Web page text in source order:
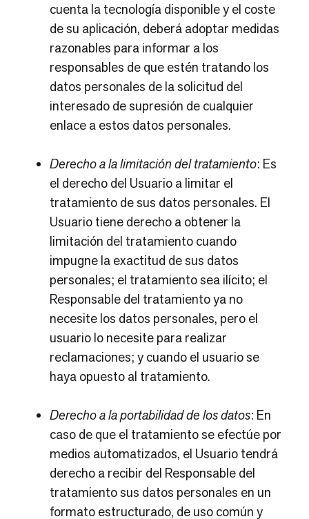
cuenta la tecnología disponible y el coste
de su aplicación, deberá adoptar medidas
razonables para informar a los
responsables de que estén tratando los
datos personales de la solicitud del
interesado de supresión de cualquier
enlace a estos datos personales.
Derecho a la limitación del tratamiento: Es
el derecho del Usuario a limitar el
tratamiento de sus datos personales. El
Usuario tiene derecho a obtener la
limitación del tratamiento cuando
impugne la exactitud de sus datos
personales; el tratamiento sea ilícito; el
Responsable del tratamiento ya no
necesite los datos personales, pero el
usuario lo necesite para realizar
reclamaciones; y cuando el usuario se
haya opuesto al tratamiento.
Derecho a la portabilidad de los datos: En
caso de que el tratamiento se efectúe por
medios automatizados, el Usuario tendrá
derecho a recibir del Responsable del
tratamiento sus datos personales en un
formato estructurado, de uso común y